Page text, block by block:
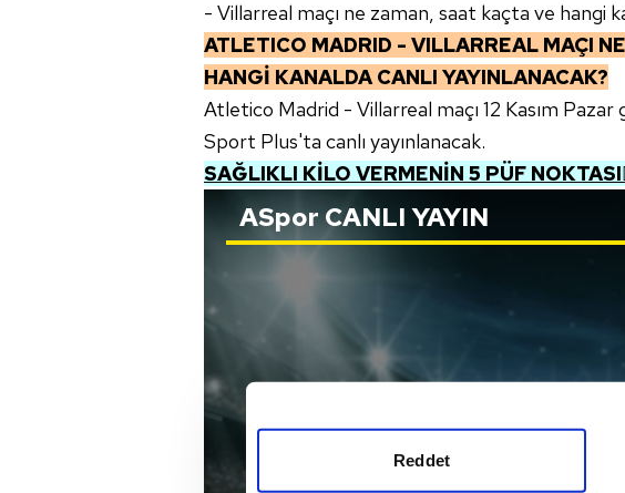
Reddet
- Villarreal maçı ne zaman, saat kaçta ve hangi
ATLETICO MADRID - VILLARREAL MAÇI
HANGİ KANALDA CANLI YAYINLANACAK?
Atletico Madrid - Villarreal maçı 12 Kasım
Sport Plus'ta canlı yayınlanacak.
SAĞLIKLI KİLO VERMENİN 5 PÜF
ASporCANLI YAYIN